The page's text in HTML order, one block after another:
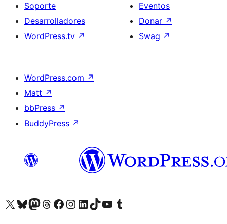
Soporte
Desarrolladores
WordPress.tv ↗
Eventos
Donar ↗
Swag ↗
WordPress.com ↗
Matt ↗
bbPress ↗
BuddyPress ↗
Visita nuestra cuenta de X (anteriormente Twitter)
Visita nuestra cuenta de Bluesky
Visita nuestra cuenta de Mastodon
Visita nuestra cuenta de Threads
Visita nuestra página de Facebook
Visita nuestra cuenta de Instagram
Visita nuestra cuenta de LinkedIn
Visita nuestra cuenta de TikTok
Visita nuestro canal de YouTube
Visita nuestra cuenta de Tumblr